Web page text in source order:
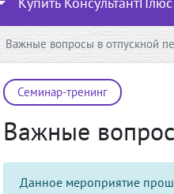
Важные вопросы в отпускной
Семинар-тренинг
Важные
Данное мероприятие